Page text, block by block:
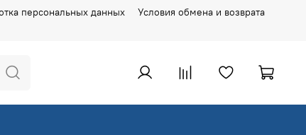
персональных данных Условия обмена и возврата